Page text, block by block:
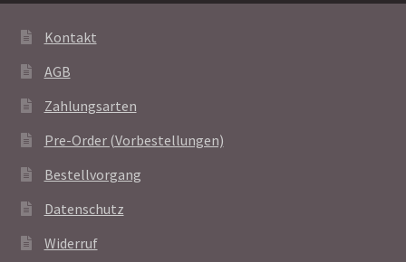
Kontakt
AGB
Zahlungsarten
Pre-Order (Vorbestellungen)
Bestellvorgang
Datenschutz
Widerruf